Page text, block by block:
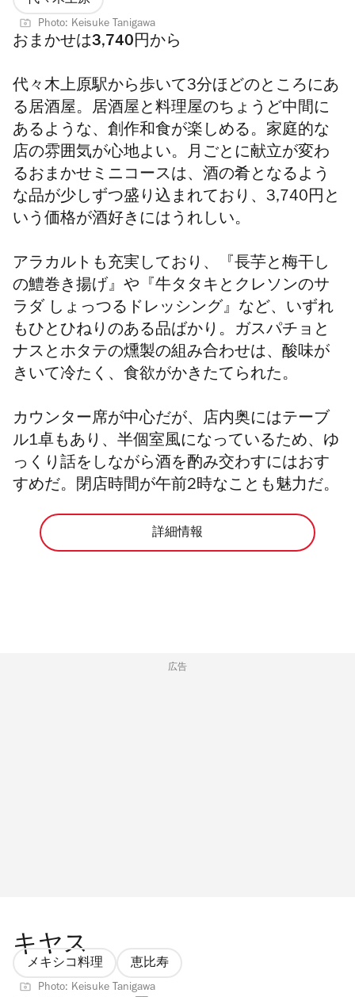
Photo: Keisuke Tanigawa
おまかせは3,740円から
代々木上原駅から歩いて3分ほどのところにあ
る居酒屋。居酒屋と料理屋のちょうど中間に
あるような、創作和食が楽しめる。家庭的な
店の雰囲気が心地よい。月ごとに献立が変わ
るおまかせミニコースは、酒の肴となるよう
な品が少しずつ盛り込まれており、3,740円と
いう価格が酒好きにはうれしい。
アラカルトも充実しており、『長芋と梅干し
の鱧巻き揚げ』や『牛タタキとクレソンのサ
ラダ しょっつるドレッシング』など、いずれ
もひとひねりのある品ばかり。ガスパチョと
ナスとホタテの燻製の組み合わせは、酸味が
きいて冷たく、食欲がかきたてられた。
カウンター席が中心だが、店内奥にはテーブ
ル1卓もあり、半個室風になっているため、ゆ
っくり話をしながら酒を酌み交わすにはおす
すめだ。閉店時間が午前2時なことも魅力だ。
詳細情報
広告
キヤス
メキシコ料理 恵比寿
Photo: Keisuke Tanigawa